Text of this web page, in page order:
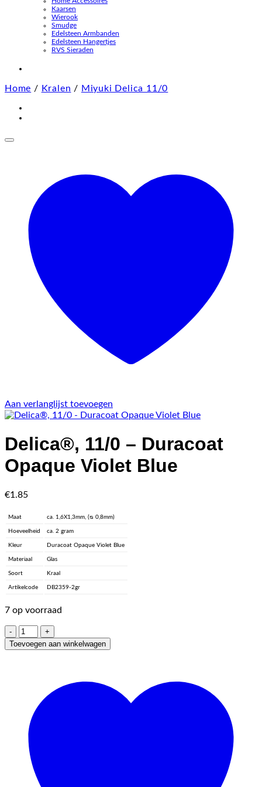
Kaarsen
Wierook
Smudge
Edelsteen Armbanden
Edelsteen Hangertjes
RVS Sieraden
Home / Kralen / Miyuki Delica 11/0
Aan verlanglijst toevoegen
Delica®, 11/0 – Duracoat
Opaque Violet Blue
€1.85
Maat ca. 1,6X1,3mm, (ᴓ 0,8mm)
Hoeveelheid ca. 2 gram
Kleur Duracoat Opaque Violet Blue
Materiaal Glas
Soort Kraal
Artikelcode DB2359-2gr
7 op voorraad
Delica®,
11/0
-
aantal
Toevoegen aan winkelwagen